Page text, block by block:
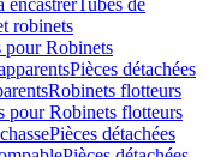
encastrerTubes de
robinets
pour Robinets
Pièces détachées
Robinets flotteurs
pour Robinets flotteurs
Pièces détachées